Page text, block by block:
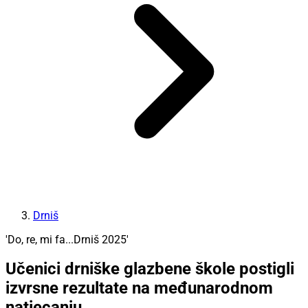
Drniš
'Do, re, mi fa...Drniš 2025'
Učenici drniške glazbene škole postigli
izvrsne rezultate na međunarodnom